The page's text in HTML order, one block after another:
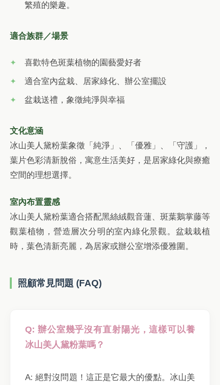
繁殖的樂趣。
適合族群／場景
喜歡特色斑葉植物的園藝愛好者
適合室內盆栽、居家綠化、辦公室擺設
盆栽送禮，象徵純淨與幸福
文化意涵
冰山美人黛粉葉象徵「純淨」、「優雅」、「守護」，
葉片色彩清新脫俗，寓意生活美好，是居家綠化與療癒
空間的理想選擇。
室內布置靈感
冰山美人黛粉葉適合搭配黑絲絨觀音蓮、斑葉鵝掌藤等
觀葉植物，營造層次分明的室內綠化景觀。盆栽栽植
時，葉色清新亮麗，為居家或辦公室增添優雅圍。
照顧常見問題 (FAQ)
Q: 辦公室幾乎沒有直射陽光，這樣可以養
冰山美人黛粉葉嗎？
A: 絕對沒問題！這正是它最大的優點。冰山美